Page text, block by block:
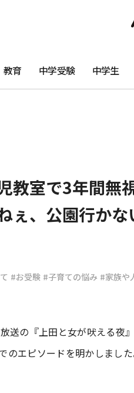
#ベビーニュース
教育 中学受験 中学生
教室で3年間無
ぇ、公園行か
#お受験 #子育ての悩み #家族や
送の『上田と女が吠える夜
のエピソードを明かしました